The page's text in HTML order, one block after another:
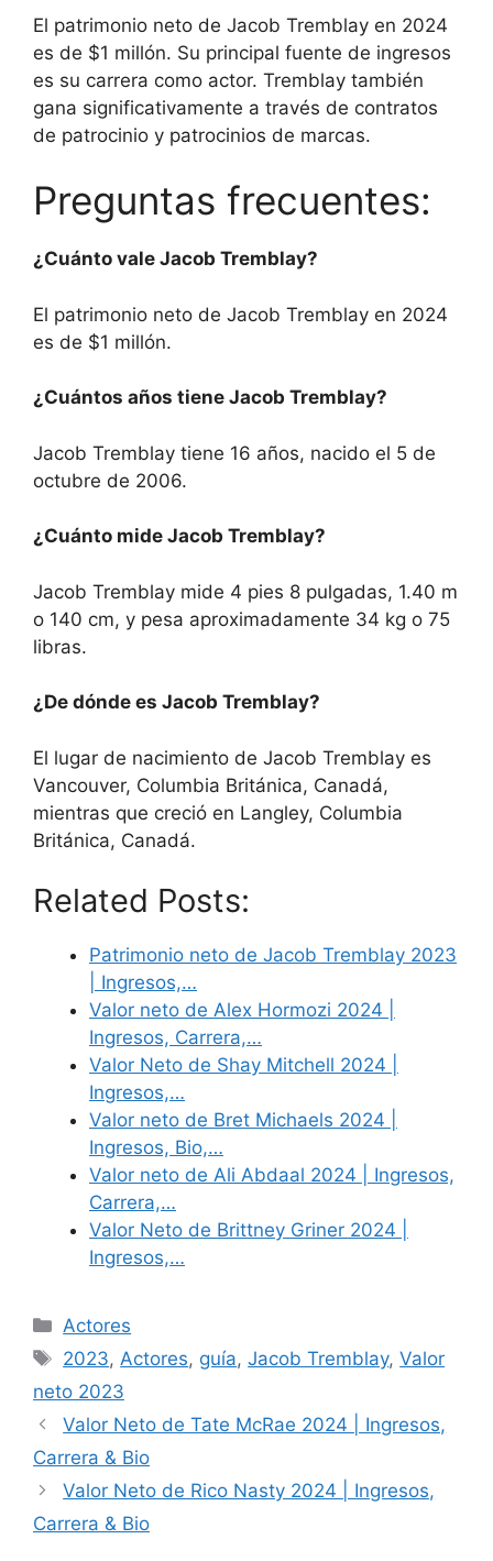
El patrimonio neto de Jacob Tremblay en 2024
es de $1 millón. Su principal fuente de ingresos
es su carrera como actor. Tremblay también
gana significativamente a través de contratos
de patrocinio y patrocinios de marcas.
Preguntas frecuentes:
¿Cuánto vale Jacob Tremblay?
El patrimonio neto de Jacob Tremblay en 2024
es de $1 millón.
¿Cuántos años tiene Jacob Tremblay?
Jacob Tremblay tiene 16 años, nacido el 5 de
octubre de 2006.
¿Cuánto mide Jacob Tremblay?
Jacob Tremblay mide 4 pies 8 pulgadas, 1.40 m
o 140 cm, y pesa aproximadamente 34 kg o 75
libras.
¿De dónde es Jacob Tremblay?
El lugar de nacimiento de Jacob Tremblay es
Vancouver, Columbia Británica, Canadá,
mientras que creció en Langley, Columbia
Británica, Canadá.
Related Posts:
Patrimonio neto de Jacob Tremblay 2023
| Ingresos,…
Valor neto de Alex Hormozi 2024 |
Ingresos, Carrera,…
Valor Neto de Shay Mitchell 2024 |
Ingresos,…
Valor neto de Bret Michaels 2024 |
Ingresos, Bio,…
Valor neto de Ali Abdaal 2024 | Ingresos,
Carrera,…
Valor Neto de Brittney Griner 2024 |
Ingresos,…
Categories
Actores
Tags
2023,Actores, guía,Jacob Tremblay,Valor
neto 2023
Valor Neto de Tate McRae 2024 | Ingresos,
Carrera & Bio
Valor Neto de Rico Nasty 2024 | Ingresos,
Carrera & Bio